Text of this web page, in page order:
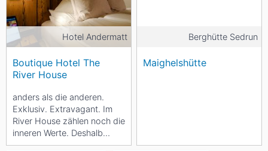
Hotel Andermatt
Boutique Hotel The
River House
anders als die anderen.
Exklusiv. Extravagant. Im
River House zählen noch die
inneren Werte. Deshalb
haben wir die alten
Berghütte Sedrun
Maighelshütte